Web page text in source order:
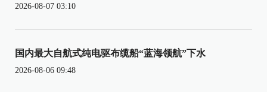
2026-08-07 03:10
国内最大自航式纯电驱布缆船“蓝海领航”下水
2026-08-06 09:48